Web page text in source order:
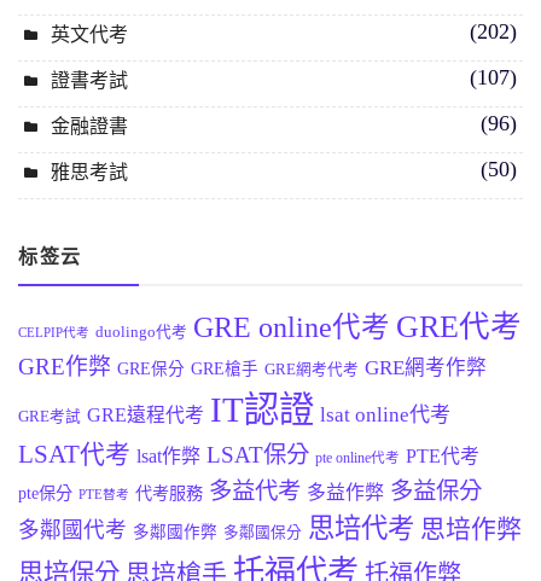
英文代考 (202)
證書考試 (107)
金融證書 (96)
雅思考試 (50)
标签云
CELPIP代考 duolingo代考 GRE online代考 GRE代考
GRE作弊 GRE保分 GRE槍手 GRE網考代考 GRE網考作弊
GRE考試 GRE遠程代考 IT認證 lsat online代考
LSAT代考 lsat作弊 LSAT保分 pte online代考 PTE代考
pte保分 PTE替考 代考服務 多益代考 多益作弊 多益保分
多鄰國代考 多鄰國作弊 多鄰國保分 思培代考 思培作弊
思培保分 思培槍手 托福代考 托福作弊